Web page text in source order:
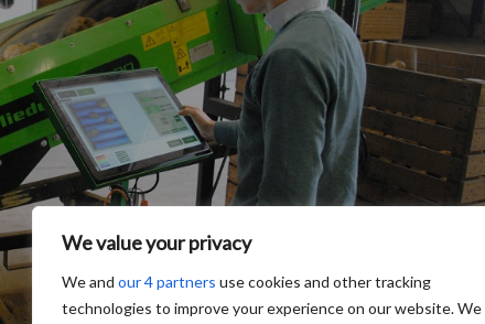
We value your privacy
We and our 4 partners use cookies and other tracking
technologies to improve your experience on our website. We